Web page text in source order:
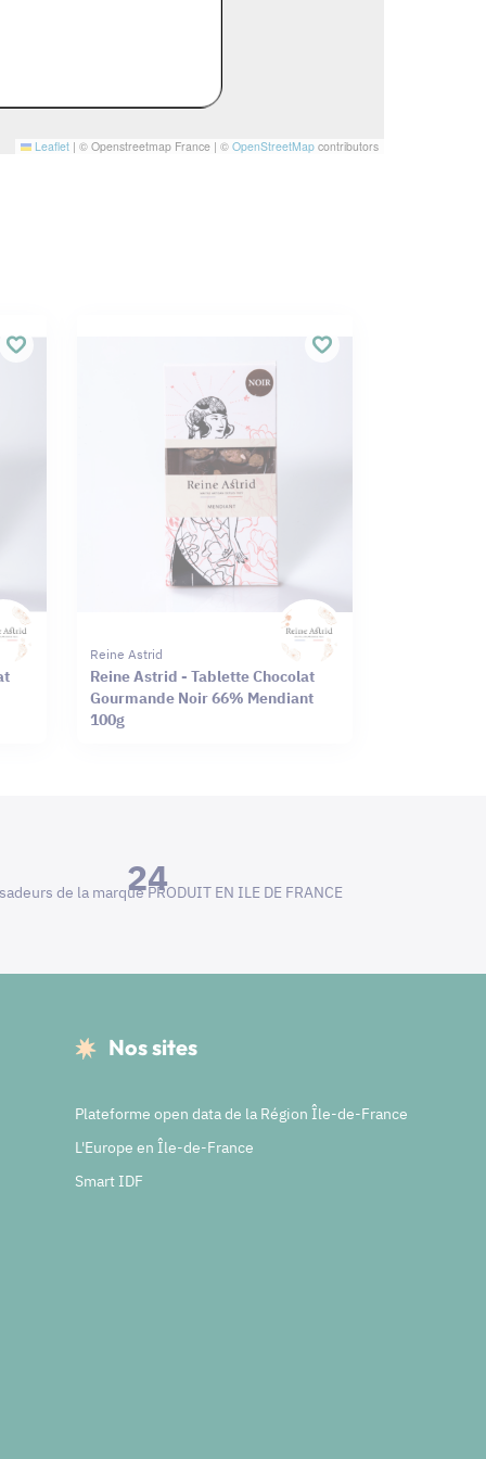
Leaflet | © Openstreetmap France | © OpenStreetMap contributors
Reine Astrid
Reine Astrid - Tablette Chocolat
Gourmande Noir 66% Mendiant
100g
24
de la marque PRODUIT EN ILE DE FRANCE
Nos sites
Plateforme open data de la Région Île-de-France
L'Europe en Île-de-France
Smart IDF